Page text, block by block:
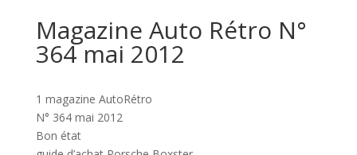
Magazine Auto Rétro N°
364 mai 2012
1 magazine AutoRétro
N° 364 mai 2012
Bon état